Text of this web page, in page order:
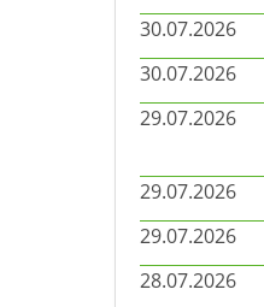
30.07.2026
30.07.2026
29.07.2026
29.07.2026
29.07.2026
28.07.2026